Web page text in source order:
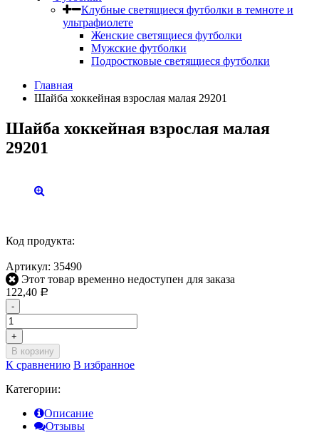
Клубные светящиеся футболки в темноте и
ультрафиолете
Женские светящиеся футболки
Мужские футболки
Подростковые светящиеся футболки
Главная
Шайба хоккейная взрослая малая 29201
Шайба хоккейная взрослая малая
29201
Код продукта:
Артикул: 35490
Этот товар временно недоступен для заказа
122,40 Р
-
+
В корзину
К сравнению В избранное
Категории:
Описание
Отзывы